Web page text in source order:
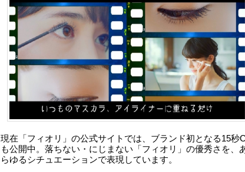
現在「フィオリ」の公式サイトでは、ブランド初となる15秒
も公開中。落ちない・にじまない「フィオリ」の優秀さを、
らゆるシチュエーションで表現しています。